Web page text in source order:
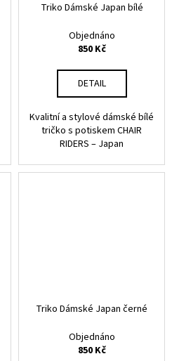
Triko Dámské Japan bílé
Objednáno
850 Kč
DETAIL
Kvalitní a stylové dámské bílé
tričko s potiskem CHAIR
RIDERS – Japan
Triko Dámské Japan černé
Objednáno
850 Kč